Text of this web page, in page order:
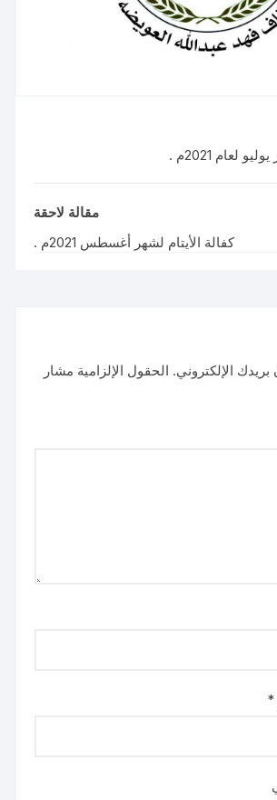
لعام 2021م .
مقالة لاحقة
كفالة الأيتام لشهر أغسطس 2021م .
الإلكتروني. الحقول الإلزامية مشار
*